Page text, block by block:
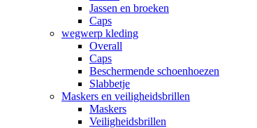
Jassen en broeken
Caps
wegwerp kleding
Overall
Caps
Beschermende schoenhoezen
Slabbetje
Maskers en veiligheidsbrillen
Maskers
Veiligheidsbrillen